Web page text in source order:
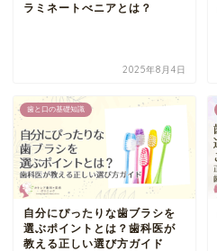
ラミネートべニアとは？
2025年8月4日
歯と口の基礎知識
自分にぴったりな歯ブラシを
選ぶポイントとは？歯科医が
教える正しい選び方ガイド